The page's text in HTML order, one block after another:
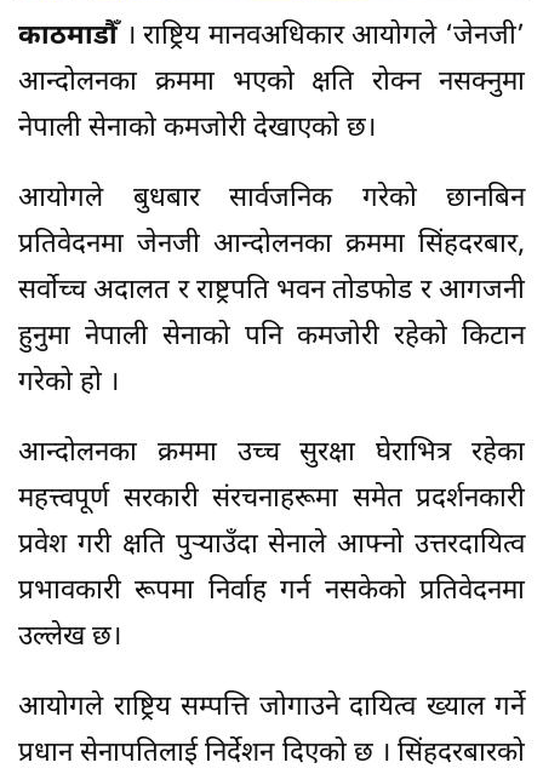
काठमाडौँ । राष्ट्रिय मानवअधिकार आयोगले ‘जेनजी’
आन्दोलनका क्रममा भएको क्षति रोक्न नसक्नुमा
नेपाली सेनाको कमजोरी देखाएको छ।
आयोगले बुधबार सार्वजनिक गरेको छानबिन
प्रतिवेदनमा जेनजी आन्दोलनका क्रममा सिंहदरबार,
सर्वोच्च अदालत र राष्ट्रपति भवन तोडफोड र आगजनी
हुनुमा नेपाली सेनाको पनि कमजोरी रहेको किटान
गरेको हो ।
आन्दोलनका क्रममा उच्च सुरक्षा घेराभित्र रहेका
महत्त्वपूर्ण सरकारी संरचनाहरूमा समेत प्रदर्शनकारी
प्रवेश गरी क्षति पुर्‍याउँदा सेनाले आफ्नो उत्तरदायित्व
प्रभावकारी रूपमा निर्वाह गर्न नसकेको प्रतिवेदनमा
उल्लेख छ।
आयोगले राष्ट्रिय सम्पत्ति जोगाउने दायित्व ख्याल गर्ने
प्रधान सेनापतिलाई निर्देशन दिएको छ । सिंहदरबारको